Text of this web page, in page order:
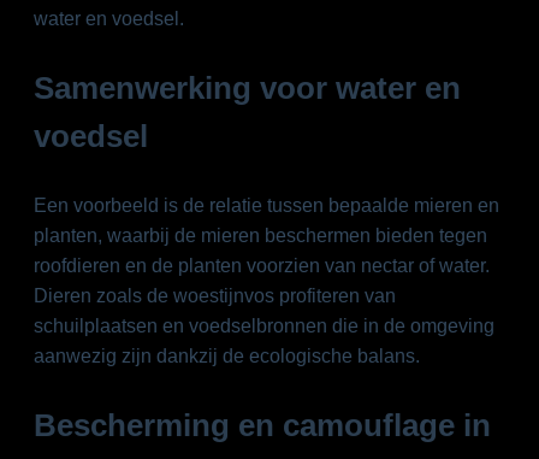
water en voedsel.
Samenwerking voor water en
voedsel
Een voorbeeld is de relatie tussen bepaalde mieren en
planten, waarbij de mieren beschermen bieden tegen
roofdieren en de planten voorzien van nectar of water.
Dieren zoals de woestijnvos profiteren van
schuilplaatsen en voedselbronnen die in de omgeving
aanwezig zijn dankzij de ecologische balans.
Bescherming en camouflage in